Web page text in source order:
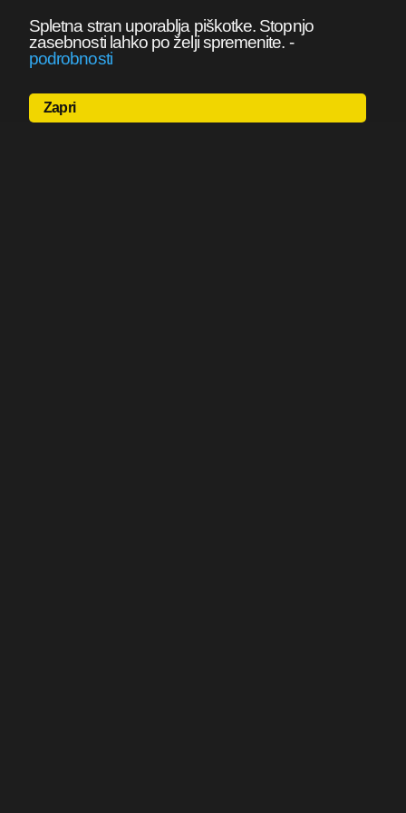
Spletna stran uporablja piškotke. Stopnjo
zasebnosti lahko po želji spremenite. -
podrobnosti
Zapri